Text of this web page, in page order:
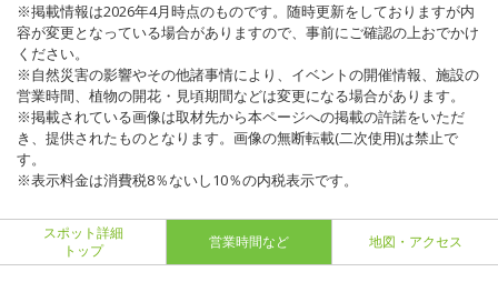
※掲載情報は2026年4月時点のものです。随時更新をしておりますが内
容が変更となっている場合がありますので、事前にご確認の上おでかけ
ください。
※自然災害の影響やその他諸事情により、イベントの開催情報、施設の
営業時間、植物の開花・見頃期間などは変更になる場合があります。
※掲載されている画像は取材先から本ページへの掲載の許諾をいただ
き、提供されたものとなります。画像の無断転載(二次使用)は禁止で
す。
※表示料金は消費税8％ないし10％の内税表示です。
スポット詳細
トップ
営業時間など 地図・アクセス